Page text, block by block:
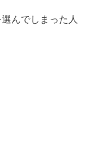
んでしまった人